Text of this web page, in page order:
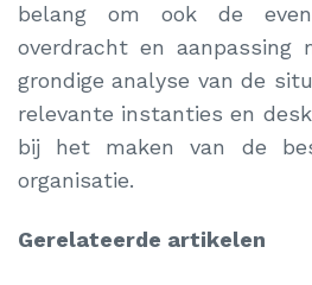
belang om ook de
overdracht en aanpassing
grondige analyse van de
relevante instanties en
bij het maken van de
organisatie.
Gerelateerde artikelen